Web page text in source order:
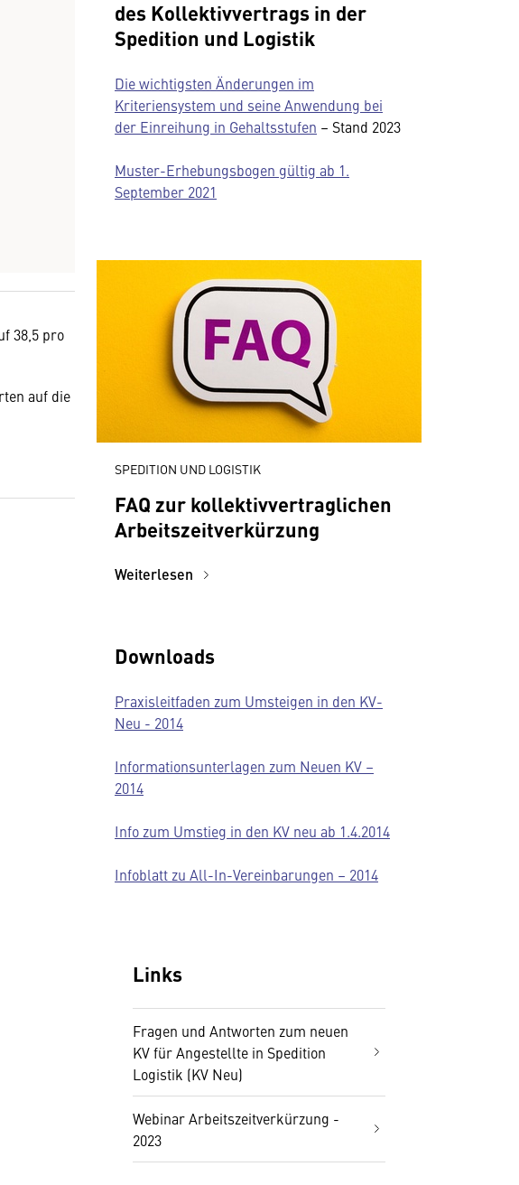
38,5 pro
auf die
des Kollektivvertrags in der
Spedition und Logistik
Die wichtigsten Änderungen im
Kriteriensystem und seine Anwendung bei
der Einreihung in Gehaltsstufen – Stand 2023
Muster-Erhebungsbogen gültig ab 1.
September 2021
SPEDITION UND LOGISTIK
FAQ zur kollektivvertraglichen
Arbeitszeitverkürzung
Weiterlesen
Downloads
Praxisleitfaden zum Umsteigen in den KV-
Neu - 2014
Informationsunterlagen zum Neuen KV –
2014
Info zum Umstieg in den KV neu ab 1.4.2014
Infoblatt zu All-In-Vereinbarungen – 2014
Links
Fragen und Antworten zum neuen
KV für Angestellte in Spedition
Logistik (KV Neu)
Webinar Arbeitszeitverkürzung -
2023